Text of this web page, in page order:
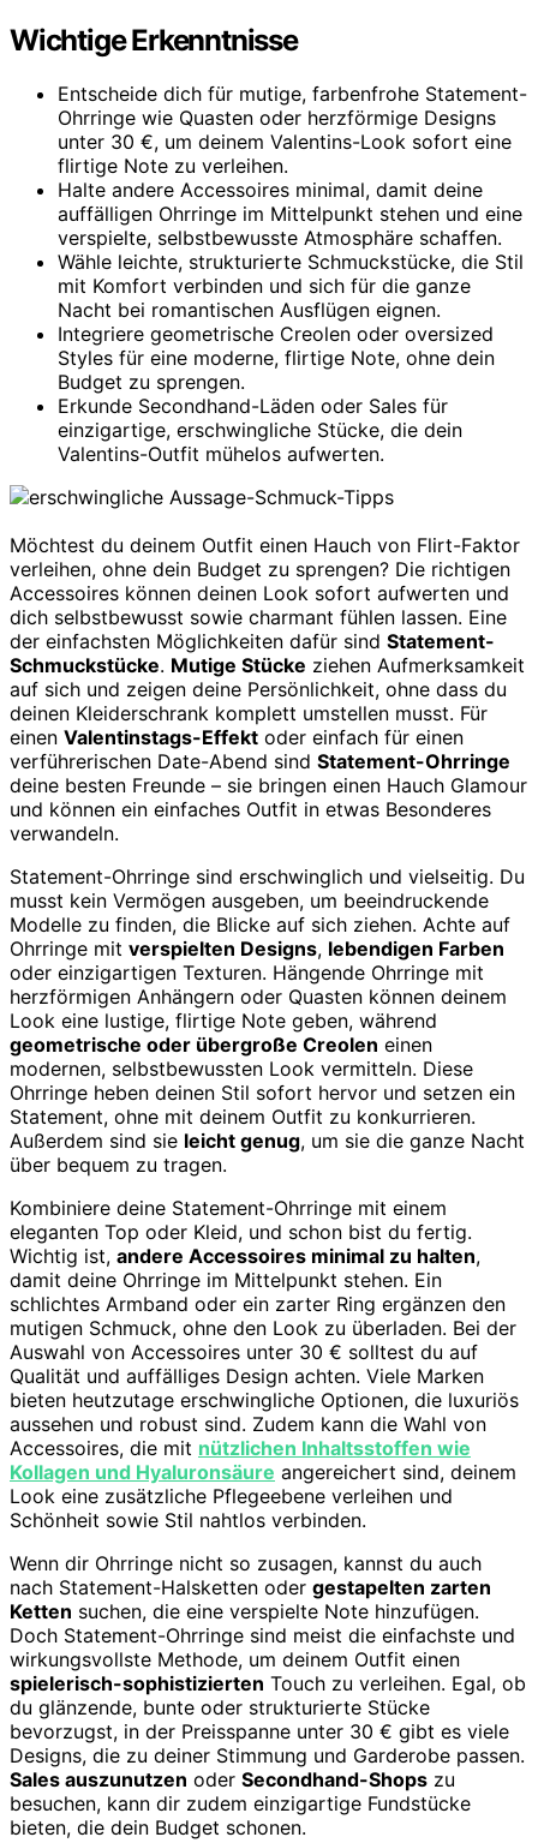
Wichtige Erkenntnisse
Entscheide dich für mutige, farbenfrohe Statement-
Ohrringe wie Quasten oder herzförmige Designs
unter 30 €, um deinem Valentins-Look sofort eine
flirtige Note zu verleihen.
Halte andere Accessoires minimal, damit deine
auffälligen Ohrringe im Mittelpunkt stehen und eine
verspielte, selbstbewusste Atmosphäre schaffen.
Wähle leichte, strukturierte Schmuckstücke, die Stil
mit Komfort verbinden und sich für die ganze
Nacht bei romantischen Ausflügen eignen.
Integriere geometrische Creolen oder oversized
Styles für eine moderne, flirtige Note, ohne dein
Budget zu sprengen.
Erkunde Secondhand-Läden oder Sales für
einzigartige, erschwingliche Stücke, die dein
Valentins-Outfit mühelos aufwerten.
Möchtest du deinem Outfit einen Hauch von Flirt-Faktor
verleihen, ohne dein Budget zu sprengen? Die richtigen
Accessoires können deinen Look sofort aufwerten und
dich selbstbewusst sowie charmant fühlen lassen. Eine
der einfachsten Möglichkeiten dafür sind Statement-
Schmuckstücke. Mutige Stücke ziehen Aufmerksamkeit
auf sich und zeigen deine Persönlichkeit, ohne dass du
deinen Kleiderschrank komplett umstellen musst. Für
einen Valentinstags-Effekt oder einfach für einen
verführerischen Date-Abend sind Statement-Ohrringe
deine besten Freunde – sie bringen einen Hauch Glamour
und können ein einfaches Outfit in etwas Besonderes
verwandeln.
Statement-Ohrringe sind erschwinglich und vielseitig. Du
musst kein Vermögen ausgeben, um beeindruckende
Modelle zu finden, die Blicke auf sich ziehen. Achte auf
Ohrringe mit verspielten Designs, lebendigen Farben
oder einzigartigen Texturen. Hängende Ohrringe mit
herzförmigen Anhängern oder Quasten können deinem
Look eine lustige, flirtige Note geben, während
geometrische oder übergroße Creolen einen
modernen, selbstbewussten Look vermitteln. Diese
Ohrringe heben deinen Stil sofort hervor und setzen ein
Statement, ohne mit deinem Outfit zu konkurrieren.
Außerdem sind sie leicht genug, um sie die ganze Nacht
über bequem zu tragen.
Kombiniere deine Statement-Ohrringe mit einem
eleganten Top oder Kleid, und schon bist du fertig.
Wichtig ist, andere Accessoires minimal zu halten,
damit deine Ohrringe im Mittelpunkt stehen. Ein
schlichtes Armband oder ein zarter Ring ergänzen den
mutigen Schmuck, ohne den Look zu überladen. Bei der
Auswahl von Accessoires unter 30 € solltest du auf
Qualität und auffälliges Design achten. Viele Marken
bieten heutzutage erschwingliche Optionen, die luxuriös
aussehen und robust sind. Zudem kann die Wahl von
Accessoires, die mit nützlichen Inhaltsstoffen wie
Kollagen und Hyaluronsäure angereichert sind, deinem
Look eine zusätzliche Pflegeebene verleihen und
Schönheit sowie Stil nahtlos verbinden.
Wenn dir Ohrringe nicht so zusagen, kannst du auch
nach Statement-Halsketten oder gestapelten zarten
Ketten suchen, die eine verspielte Note hinzufügen.
Doch Statement-Ohrringe sind meist die einfachste und
wirkungsvollste Methode, um deinem Outfit einen
spielerisch-sophistizierten Touch zu verleihen. Egal, ob
du glänzende, bunte oder strukturierte Stücke
bevorzugst, in der Preisspanne unter 30 € gibt es viele
Designs, die zu deiner Stimmung und Garderobe passen.
Sales auszunutzen oder Secondhand-Shops zu
besuchen, kann dir zudem einzigartige Fundstücke
bieten, die dein Budget schonen.